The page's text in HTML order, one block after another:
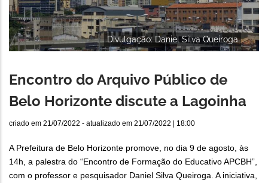
Divulgação: Daniel Silva Queiroga
Encontro do Arquivo Público de
Belo Horizonte discute a Lagoinha
criado em 21/07/2022 - atualizado em 21/07/2022 | 18:00
A Prefeitura de Belo Horizonte promove, no dia 9 de agosto, às
14h, a palestra do “Encontro de Formação do Educativo APCBH”,
com o professor e pesquisador Daniel Silva Queiroga. A iniciativa,